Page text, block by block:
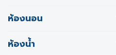
ห้องนอน
ห้องน้ำ